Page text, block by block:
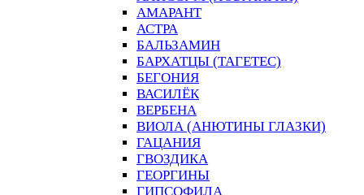
АМАРАНТ
АСТРА
БАЛЬЗАМИН
БАРХАТЦЫ (ТАГЕТЕС)
БЕГОНИЯ
ВАСИЛЁК
ВЕРБЕНА
ВИОЛА (АНЮТИНЫ ГЛАЗКИ)
ГАЦАНИЯ
ГВОЗДИКА
ГЕОРГИНЫ
ГИПСОФИЛА